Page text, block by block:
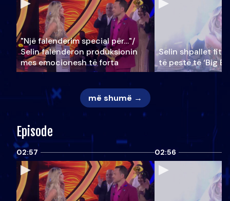
"Një falenderim special për…"/
Selin falënderon produksionin
mes emocionesh të forta
Selin shpallet
të pestë të ‘Big
më shumë →
Episode
02:57 02:56